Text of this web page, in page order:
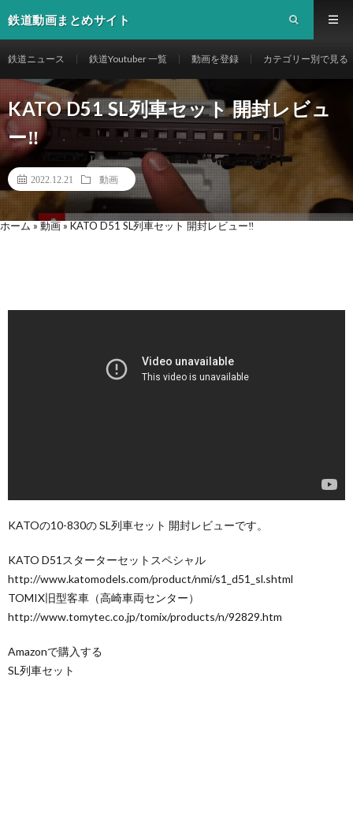
鉄道動画まとめサイト
鉄道ニュース 鉄道Youtuber 一覧 動画を登録 カテゴリー別で見る
KATO D51 SL列車セット 開封レビュ
ー‼︎
2022.12.21 動画
ホーム » 動画 » KATO D51 SL列車セット 開封レビュー‼︎
KATOの10-830の SL列車セット 開封レビューです。
KATO D51スターターセットスペシャル
http://www.katomodels.com/product/nmi/s1_d51_sl.shtml
TOMIX旧型客車（高崎車両センター）
http://www.tomytec.co.jp/tomix/products/n/92829.htm
Amazonで購入する
SL列車セット